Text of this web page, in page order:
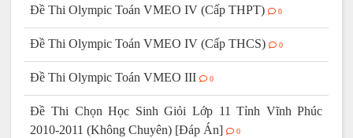
Đề Thi Olympic Toán VMEO IV (Cấp THPT) 0
Đề Thi Olympic Toán VMEO IV (Cấp THCS) 0
Đề Thi Olympic Toán VMEO III 0
Đề Thi Chọn Học Sinh Giỏi Lớp 11 Tỉnh Vĩnh Phúc
2010-2011 (Không Chuyên) [Đáp Án]
0